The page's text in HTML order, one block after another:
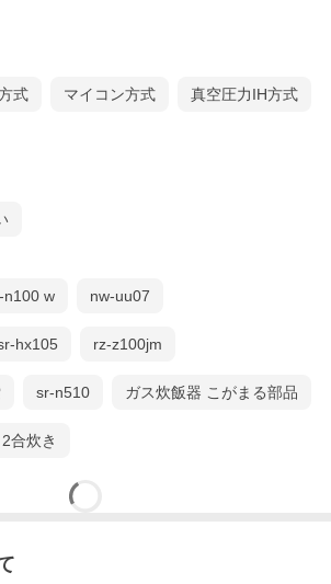
式 マイコン方式 真空圧力IH方式
n100 w nw-uu07
hx105 rz-z100jm
sr-n510 ガス炊飯器 こがまる部品
合炊き